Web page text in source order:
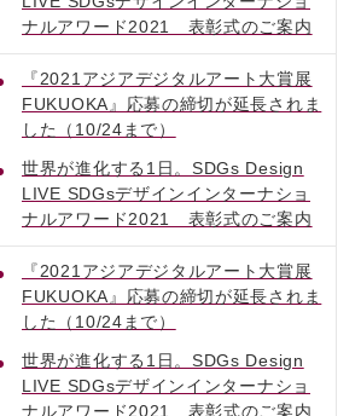
ナルアワード2021 表彰式のご案内
『2021アジアデジタルアート大賞展
FUKUOKA』応募の締切が延長されま
した（10/24まで）
世界が進化する1日。SDGs Design
LIVE SDGsデザインインターナショ
ナルアワード2021 表彰式のご案内
『2021アジアデジタルアート大賞展
FUKUOKA』応募の締切が延長されま
した（10/24まで）
世界が進化する1日。SDGs Design
LIVE SDGsデザインインターナショ
ナルアワード2021 表彰式のご案内